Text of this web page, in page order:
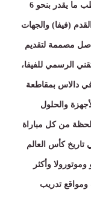
ما يقدر بنحو 6
(فيفا) والجهات
مصممة لتقديم
الرسمي للفيفا،
دالاس بمقاطعة
والحلول
لحظة من كل مباراة
تاريخ كأس العالم
وأكثر
تدريب